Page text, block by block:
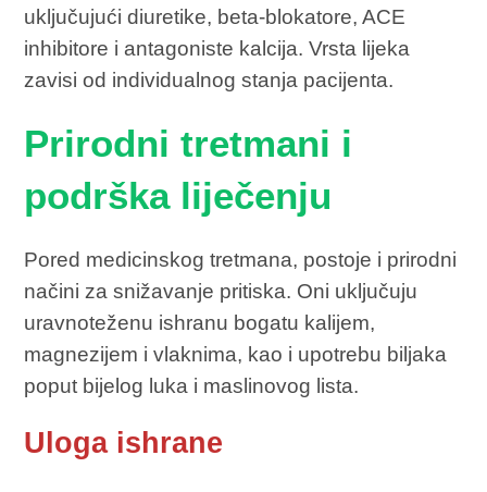
uključujući diuretike, beta-blokatore, ACE
inhibitore i antagoniste kalcija. Vrsta lijeka
zavisi od individualnog stanja pacijenta.
Prirodni tretmani i
podrška liječenju
Pored medicinskog tretmana, postoje i prirodni
načini za snižavanje pritiska. Oni uključuju
uravnoteženu ishranu bogatu kalijem,
magnezijem i vlaknima, kao i upotrebu biljaka
poput bijelog luka i maslinovog lista.
Uloga ishrane